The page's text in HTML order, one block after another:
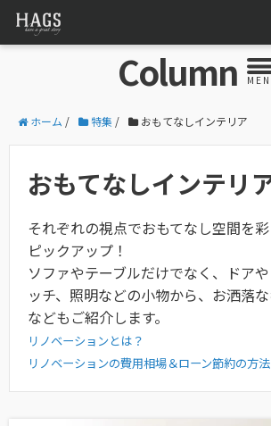
Column
ホーム / 特集 / おもてなしインテリア
おもてなしインテリ
それぞれの視点でおもてなし空間を
ピックアップ！
ソファやテーブルだけでなく、ドア
ッチ、照明などの小物から、お洒落
などもご紹介します。
リノベーションとは？
リノベーションの費用相場＆ローン節約の方法